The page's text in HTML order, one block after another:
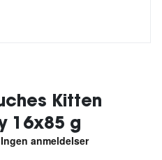
Kitten
16x85 g